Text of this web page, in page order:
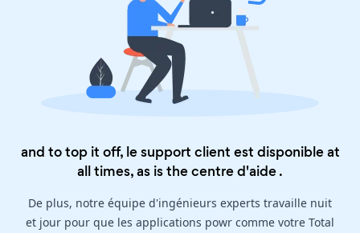
and to top it off, le support client est disponible at
all times, as is thecentre d'aide.
De plus, notre équipe d'ingénieurs experts travaille nuit
et jour pour que les applications powr comme votre Total